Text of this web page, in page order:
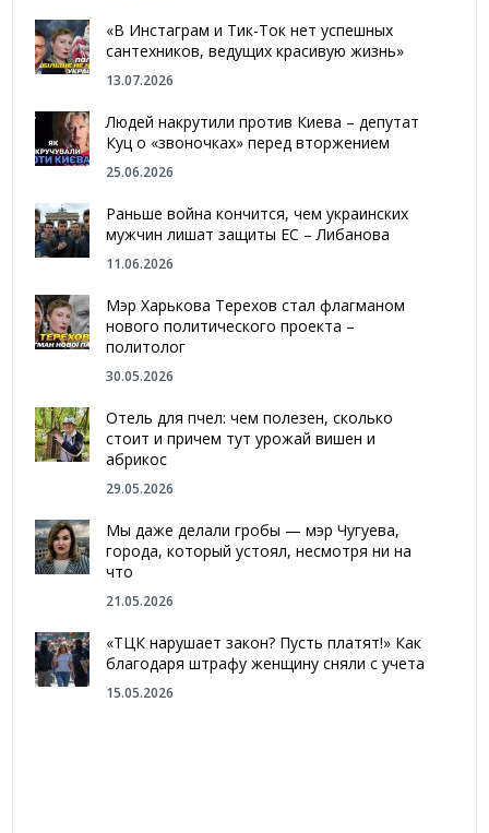
«В Инстаграм и Тик-Ток нет успешных
сантехников, ведущих красивую жизнь»
13.07.2026
Людей накрутили против Киева – депутат
Куц о «звоночках» перед вторжением
25.06.2026
Раньше война кончится, чем украинских
мужчин лишат защиты ЕС – Либанова
11.06.2026
Мэр Харькова Терехов стал флагманом
нового политического проекта –
политолог
30.05.2026
Отель для пчел: чем полезен, сколько
стоит и причем тут урожай вишен и
абрикос
29.05.2026
Мы даже делали гробы — мэр Чугуева,
города, который устоял, несмотря ни на
что
21.05.2026
«ТЦК нарушает закон? Пусть платят!» Как
благодаря штрафу женщину сняли с учета
15.05.2026